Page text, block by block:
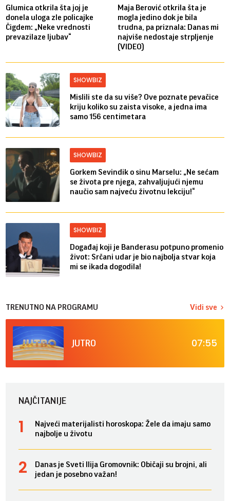
Glumica otkrila šta joj je
donela uloga zle policajke
Čigdem: „Neke vrednosti
prevazilaze ljubav“
Maja Berović otkrila šta je
mogla jedino dok je bila
trudna, pa priznala: Danas mi
najviše nedostaje strpljenje
(VIDEO)
SHOWBIZ
Mislili ste da su više? Ove poznate pevačice
kriju koliko su zaista visoke, a jedna ima
samo 156 centimetara
SHOWBIZ
Gorkem Sevindik o sinu Marselu: „Ne sećam
se života pre njega, zahvaljujući njemu
naučio sam najveću životnu lekciju!“
SHOWBIZ
Događaj koji je Banderasu potpuno promenio
život: Srčani udar je bio najbolja stvar koja
mi se ikada dogodila!
TRENUTNO NA PROGRAMU Vidi sve
JUTRO 07:55
NAJČITANIJE
Najveći materijalisti horoskopa: Žele da imaju samo
najbolje u životu
Danas je Sveti Ilija Gromovnik: Običaji su brojni, ali
jedan je posebno važan!